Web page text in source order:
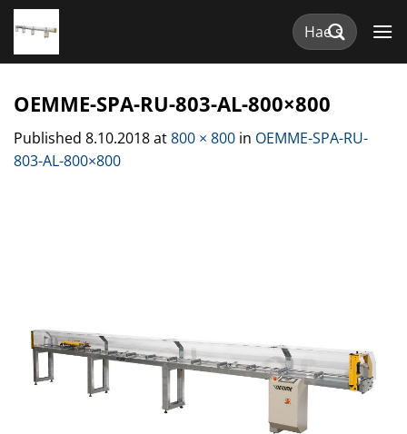
Skip
content
Etsi:
OEMME-SPA-RU-803-AL-800×800
Published 8.10.2018at800 × 800 in OEMME-SPA-RU-
803-AL-800×800